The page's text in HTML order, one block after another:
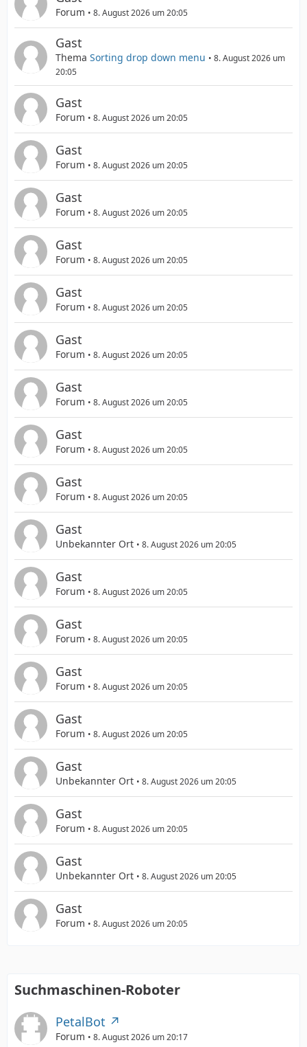
Forum 8. August 2026 um 20:05
Gast
Thema Sorting drop down menu
8. August 2026 um
20:05
Gast
Forum 8. August 2026 um 20:05
Gast
Forum 8. August 2026 um 20:05
Gast
Forum 8. August 2026 um 20:05
Gast
Forum 8. August 2026 um 20:05
Gast
Forum 8. August 2026 um 20:05
Gast
Forum 8. August 2026 um 20:05
Gast
Forum 8. August 2026 um 20:05
Gast
Forum 8. August 2026 um 20:05
Gast
Forum 8. August 2026 um 20:05
Gast
Unbekannter Ort 8. August 2026 um 20:05
Gast
Forum 8. August 2026 um 20:05
Gast
Forum 8. August 2026 um 20:05
Gast
Forum 8. August 2026 um 20:05
Gast
Forum 8. August 2026 um 20:05
Gast
Unbekannter Ort 8. August 2026 um 20:05
Gast
Forum 8. August 2026 um 20:05
Gast
Unbekannter Ort 8. August 2026 um 20:05
Gast
Forum 8. August 2026 um 20:05
Suchmaschinen-Roboter
PetalBot
Forum 8. August 2026 um 20:17